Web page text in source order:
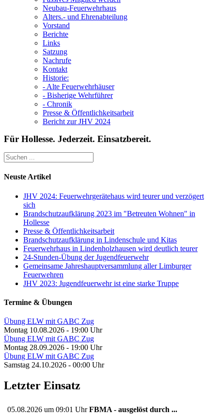
Neubau-Feuerwehrhaus
Alters.- und Ehrenabteilung
Vorstand
Berichte
Links
Satzung
Nachrufe
Kontakt
Historie:
- Alte Feuerwehrhäuser
- Bisherige Wehrführer
- Chronik
Presse & Öffentlichkeitsarbeit
Bericht zur JHV 2024
Für Hollesse. Jederzeit. Einsatzbereit.
Neuste Artikel
JHV 2024: Feuerwehrgerätehaus wird teurer und verzögert
sich
Brandschutzaufklärung 2023 im "Betreuten Wohnen" in
Hollesse
Presse & Öffentlichkeitsarbeit
Brandschutzaufklärung in Lindenschule und Kitas
Feuerwehrhaus in Lindenholzhausen wird deutlich teurer
24-Stunden-Übung der Jugendfeuerwehr
Gemeinsame Jahreshauptversammlung aller Limburger
Feuerwehren
JHV 2023: Jugendfeuerwehr ist eine starke Truppe
Termine & Übungen
Übung ELW mit GABC Zug
Montag 10.08.2026 - 19:00 Uhr
Übung ELW mit GABC Zug
Montag 28.09.2026 - 19:00 Uhr
Übung ELW mit GABC Zug
Samstag 24.10.2026 - 00:00 Uhr
Letzter Einsatz
05.08.2026 um 09:01 UhrFBMA - ausgelöst durch ...